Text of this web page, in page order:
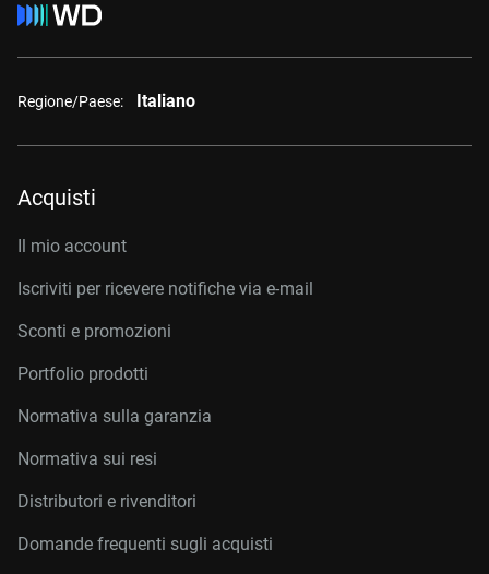
Regione/Paese: Italiano
Acquisti
Il mio account
Iscriviti per ricevere notifiche via e-mail
Sconti e promozioni
Portfolio prodotti
Normativa sulla garanzia
Normativa sui resi
Distributori e rivenditori
Domande frequenti sugli acquisti